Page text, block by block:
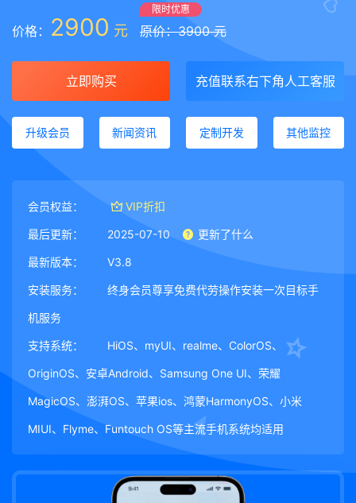
价格： 2900 元
限时优惠
原价：3900 元
立即购买 充值联系右下角人工客服
升级会员 新闻资讯 定制开发 其他监控
会员权益： VIP折扣
最后更新： 2025-07-10 更新了什么
最新版本： V3.8
安装服务： 终身会员尊享免费代劳操作安装一次目标手
机服务
支持系统： HiOS、myUI、realme、ColorOS、
OriginOS、安卓Android、Samsung One UI、荣耀
MagicOS、澎湃OS、苹果ios、鸿蒙HarmonyOS、小米
MIUI、Flyme、Funtouch OS等主流手机系统均适用